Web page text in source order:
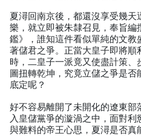
夏潯回南京後，都還沒享受幾天
樂，就立即被朱隸召見，奉旨編
鑑》，誰知這件看似單純的文教
著儲君之爭。正當大皇子即將順
時，二皇子一派竟又使盡計策、
圖扭轉乾坤，究竟立儲之爭是否
底定呢？
好不容易離開了未開化的遼東部
入皇儲黨爭的漩渦之中，面對利
與難料的帝王心思，夏潯是否真